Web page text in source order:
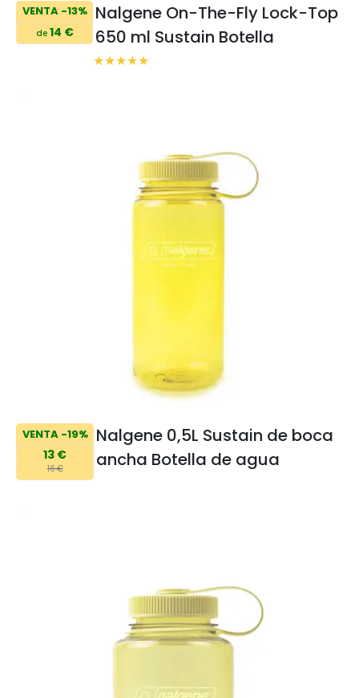
VENTA -13%
de14 €
Nalgene On-The-Fly Lock-Top
650 ml Sustain Botella
VENTA -19%
13 €
16 €
Nalgene 0,5L Sustain de boca
ancha Botella de agua